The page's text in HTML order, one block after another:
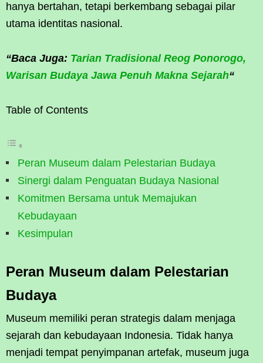
hanya bertahan, tetapi berkembang sebagai pilar
utama identitas nasional.
“Baca Juga: Tarian Tradisional Reog Ponorogo,
Warisan Budaya Jawa Penuh Makna Sejarah“
Table of Contents
Peran Museum dalam Pelestarian Budaya
Sinergi dalam Penguatan Budaya Nasional
Komitmen Bersama untuk Memajukan
Kebudayaan
Kesimpulan
Peran Museum dalam Pelestarian
Budaya
Museum memiliki peran strategis dalam menjaga
sejarah dan kebudayaan Indonesia. Tidak hanya
menjadi tempat penyimpanan artefak, museum juga